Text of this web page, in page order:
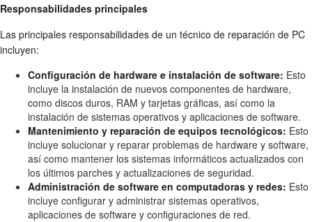
Responsabilidades principales
Las principales responsabilidades de un técnico de reparación de PC
incluyen:
Configuración de hardware e instalación de software: Esto
incluye la instalación de nuevos componentes de hardware,
como discos duros, RAM y tarjetas gráficas, así como la
instalación de sistemas operativos y aplicaciones de software.
Mantenimiento y reparación de equipos tecnológicos: Esto
incluye solucionar y reparar problemas de hardware y software,
así como mantener los sistemas informáticos actualizados con
los últimos parches y actualizaciones de seguridad.
Administración de software en computadoras y redes: Esto
incluye configurar y administrar sistemas operativos,
aplicaciones de software y configuraciones de red.